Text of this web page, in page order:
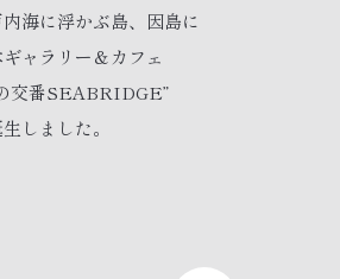
海に浮かぶ島、因島に
ャラリー＆カフェ
交番SEABRIDGE”
しました。